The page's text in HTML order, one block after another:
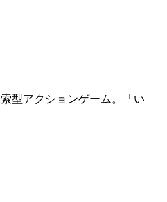
型アクションゲーム。「い